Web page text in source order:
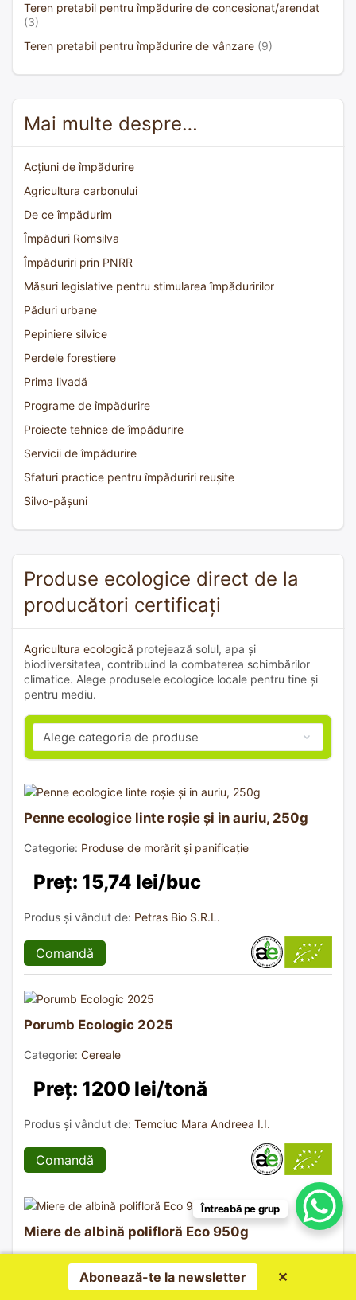
Teren pretabil pentru împădurire de concesionat/arendat
(3)
Teren pretabil pentru împădurire de vânzare (9)
Mai multe despre…
Acțiuni de împădurire
Agricultura carbonului
De ce împădurim
Împăduri Romsilva
Împăduriri prin PNRR
Măsuri legislative pentru stimularea împăduririlor
Păduri urbane
Pepiniere silvice
Perdele forestiere
Prima livadă
Programe de împădurire
Proiecte tehnice de împădurire
Servicii de împădurire
Sfaturi practice pentru împăduriri reușite
Silvo-pășuni
Produse ecologice direct de la
producători certificați
Agricultura ecologică protejează solul, apa și
biodiversitatea, contribuind la combaterea schimbărilor
climatice. Alege produsele ecologice locale pentru tine și
pentru mediu.
Penne ecologice linte roșie și in auriu, 250g
Categorie: Produse de morărit și panificație
Preț: 15,74 lei/buc
Produs și vândut de: Petras Bio S.R.L.
Comandă
Porumb Ecologic 2025
Categorie: Cereale
Preț: 1200 lei/tonă
Produs și vândut de: Temciuc Mara Andreea I.I.
Comandă
Miere de albină polifloră Eco 950g
Categorie:Miere și alte produse apicole
Abonează-te la newsletter ✕
Întreabă pe grup